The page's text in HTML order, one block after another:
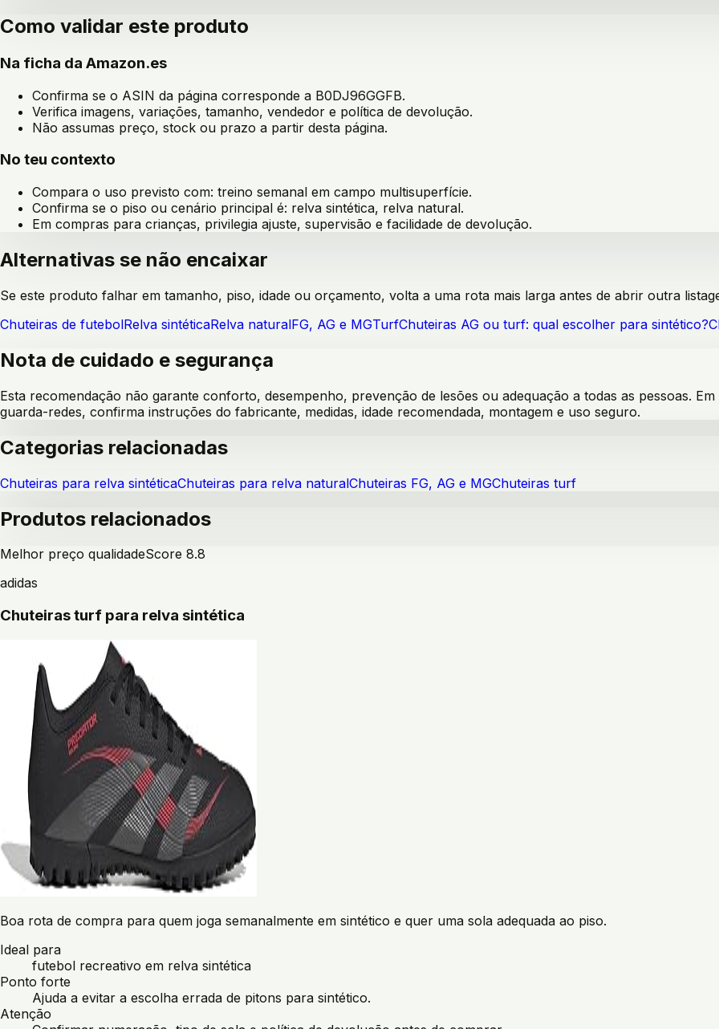
Como validar este produto
Na ficha da Amazon.es
Confirma se o ASIN da página corresponde a B0DJ96GGFB.
Verifica imagens, variações, tamanho, vendedor e política de devolução.
Não assumas preço, stock ou prazo a partir desta página.
No teu contexto
Compara o uso previsto com: treino semanal em campo multisuperfície.
Confirma se o piso ou cenário principal é: relva sintética, relva natural.
Em compras para crianças, privilegia ajuste, supervisão e facilidade de devolução.
Alternativas se não encaixar
Se este produto falhar em tamanho, piso, idade ou orçamento, volta a uma rota mais larga antes de abrir outra
Chuteiras de futebolRelva sintéticaRelva naturalFG, AG e MGTurfChuteiras AG ou turf: qual escolher para sintético?
Nota de cuidado e segurança
Esta recomendação não garante conforto, desempenho, prevenção de lesões ou adequação a todas as pessoas.
guarda-redes, confirma instruções do fabricante, medidas, idade recomendada, montagem e uso seguro.
Categorias relacionadas
Chuteiras para relva sintéticaChuteiras para relva naturalChuteiras FG, AG e MGChuteiras turf
Produtos relacionados
Melhor preço qualidadeScore 8.8
adidas
Chuteiras turf para relva sintética
Boa rota de compra para quem joga semanalmente em sintético e quer uma sola adequada ao piso.
Ideal para
futebol recreativo em relva sintética
Ponto forte
Ajuda a evitar a escolha errada de pitons para sintético.
Atenção